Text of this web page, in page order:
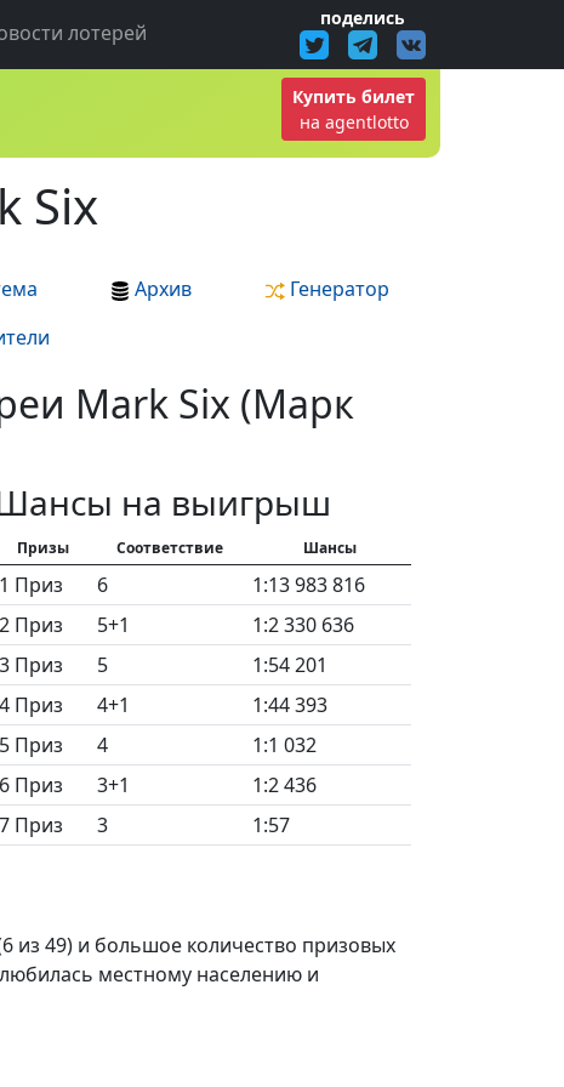
лотерей
поделись
Купить билет
на agentlotto
Six
Архив
Генератор
Mark Six (Марк
на выигрыш
Призы Соответствие Шансы
1 Приз 6
1:13 983 816
2 Приз
5+1
1:2 330 636
3 Приз
5
1:54 201
4 Приз
4+1
1:44 393
5 Приз
4
1:1 032
6 Приз
3+1
1:2 436
7 Приз
3 1:57
из 49) и большое количество призовых
местному населению и